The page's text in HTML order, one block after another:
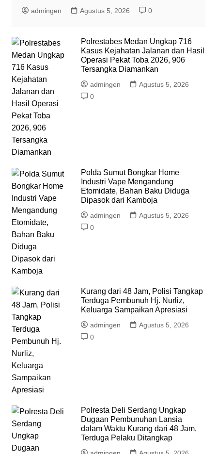
admingen Agustus 5, 2026 0
Polrestabes Medan Ungkap 716
Kasus Kejahatan Jalanan dan Hasil
Operasi Pekat Toba 2026, 906
Tersangka Diamankan
admingen
Agustus 5, 2026
0
Polda Sumut Bongkar Home
Industri Vape Mengandung
Etomidate, Bahan Baku Diduga
Dipasok dari Kamboja
admingen
Agustus 5, 2026
0
Kurang dari 48 Jam, Polisi Tangkap
Terduga Pembunuh Hj. Nurliz,
Keluarga Sampaikan Apresiasi
admingen
Agustus 5, 2026
0
Polresta Deli Serdang Ungkap
Dugaan Pembunuhan Lansia
dalam Waktu Kurang dari 48 Jam,
Terduga Pelaku Ditangkap